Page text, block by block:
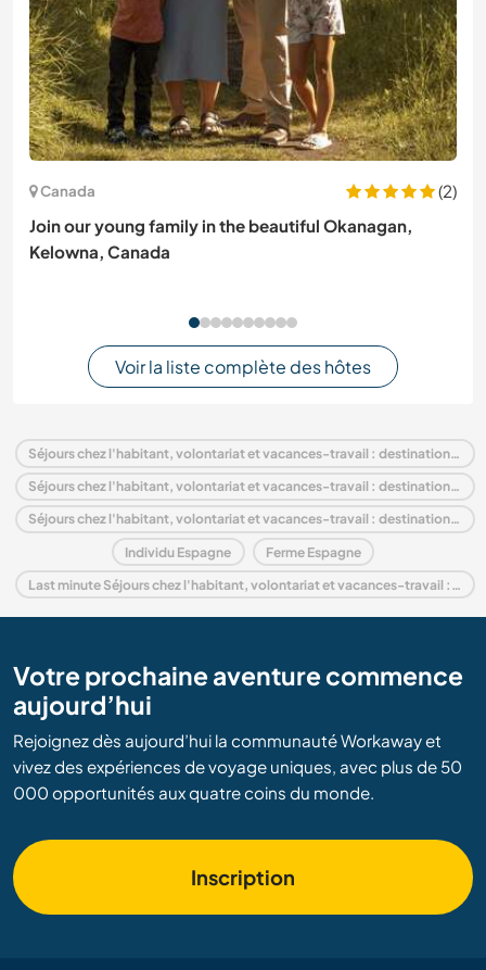
Canada
(2)
Join our young family in the beautiful Okanagan,
Kelowna, Canada
Voir la liste complète des hôtes
Séjours chez l'habitant, volontariat et vacances-travail : destination Espagne
Séjours chez l'habitant, volontariat et vacances-travail : destination Europe
Séjours chez l'habitant, volontariat et vacances-travail : destination Andalousie
Individu Espagne Ferme Espagne
Last minute Séjours chez l'habitant, volontariat et vacances-travail : destination Espagne
Votre prochaine aventure commence
aujourd’hui
Rejoignez dès aujourd’hui la communauté Workaway et
vivez des expériences de voyage uniques, avec plus de 50
000 opportunités aux quatre coins du monde.
Inscription